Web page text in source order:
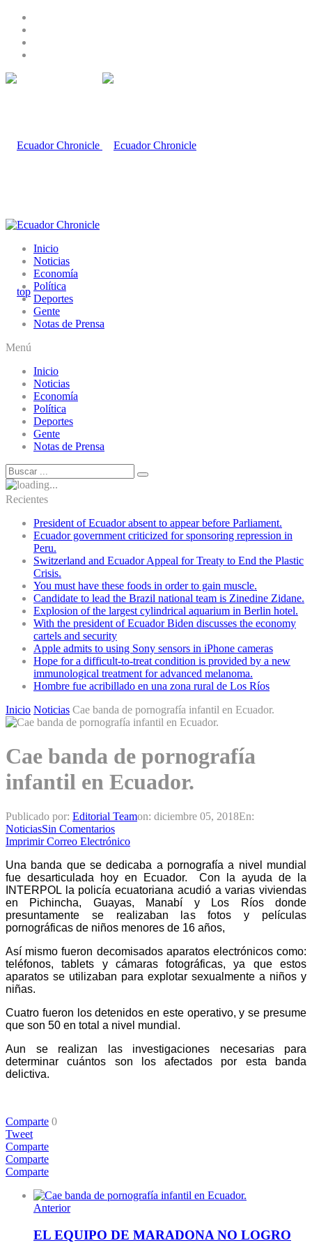
Inicio
Noticias
Economía
Política
Deportes
Gente
Notas de Prensa
Menú
Inicio
Noticias
Economía
Política
Deportes
Gente
Notas de Prensa
Recientes
President of Ecuador absent to appear before Parliament.
Ecuador government criticized for sponsoring repression in
Peru.
Switzerland and Ecuador Appeal for Treaty to End the Plastic
Crisis.
You must have these foods in order to gain muscle.
Candidate to lead the Brazil national team is Zinedine Zidane.
Explosion of the largest cylindrical aquarium in Berlin hotel.
With the president of Ecuador Biden discusses the economy
cartels and security
Apple admits to using Sony sensors in iPhone cameras
Hope for a difficult-to-treat condition is provided by a new
immunological treatment for advanced melanoma.
Hombre fue acribillado en una zona rural de Los Ríos
Inicio Noticias Cae banda de pornografía infantil en Ecuador.
Cae banda de pornografía
infantil en Ecuador.
Publicado por: Editorial Teamon: diciembre 05, 2018En:
NoticiasSin Comentarios
Imprimir Correo Electrónico
Una banda que se dedicaba a pornografía a nivel mundial
fue desarticulada hoy en Ecuador. Con la ayuda de la
INTERPOL la policía ecuatoriana acudió a varias viviendas
en Pichincha, Guayas, Manabí y Los Ríos donde
presuntamente se realizaban las fotos y películas
pornográficas de niños menores de 16 años,
Así mismo fueron decomisados aparatos electrónicos como:
teléfonos, tablets y cámaras fotográficas, ya que estos
aparatos se utilizaban para explotar sexualmente a niños y
niñas.
Cuatro fueron los detenidos en este operativo, y se presume
que son 50 en total a nivel mundial.
Aun se realizan las investigaciones necesarias para
determinar cuántos son los afectados por esta banda
delictiva.
Comparte 0
Tweet
Comparte
Comparte
Comparte
Anterior
EL EQUIPO DE MARADONA NO LOGRO